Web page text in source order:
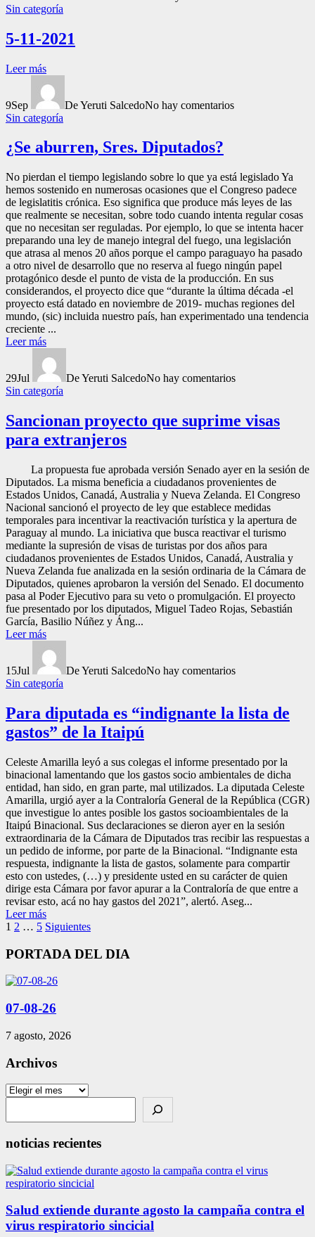
Sin categoría
5-11-2021
Leer más
9Sep De Yeruti SalcedoNo hay comentarios
Sin categoría
¿Se aburren, Sres. Diputados?
No pierdan el tiempo legislando sobre lo que ya está legislado Ya
hemos sostenido en numerosas ocasiones que el Congreso padece
de legislatitis crónica. Eso significa que produce más leyes de las
que realmente se necesitan, sobre todo cuando intenta regular cosas
que no necesitan ser reguladas. Por ejemplo, lo que se intenta hacer
preparando una ley de manejo integral del fuego, una legislación
que atrasa al menos 20 años porque el campo paraguayo ha pasado
a otro nivel de desarrollo que no reserva al fuego ningún papel
protagónico desde el punto de vista de la producción. En sus
considerandos, el proyecto dice que “durante la última década -el
proyecto está datado en noviembre de 2019- muchas regiones del
mundo, (sic) incluida nuestro país, han experimentado una tendencia
creciente ...
Leer más
29Jul De Yeruti SalcedoNo hay comentarios
Sin categoría
Sancionan proyecto que suprime visas
para extranjeros
La propuesta fue aprobada versión Senado ayer en la sesión de
Diputados. La misma beneficia a ciudadanos provenientes de
Estados Unidos, Canadá, Australia y Nueva Zelanda. El Congreso
Nacional sancionó el proyecto de ley que establece medidas
temporales para incentivar la reactivación turística y la apertura de
Paraguay al mundo. La iniciativa que busca reactivar el turismo
mediante la supresión de visas de turistas por dos años para
ciudadanos provenientes de Estados Unidos, Canadá, Australia y
Nueva Zelanda fue analizada en la sesión ordinaria de la Cámara de
Diputados, quienes aprobaron la versión del Senado. El documento
pasa al Poder Ejecutivo para su veto o promulgación. El proyecto
fue presentado por los diputados, Miguel Tadeo Rojas, Sebastián
García, Basilio Núñez y Áng...
Leer más
15Jul De Yeruti SalcedoNo hay comentarios
Sin categoría
Para diputada es “indignante la lista de
gastos” de la Itaipú
Celeste Amarilla leyó a sus colegas el informe presentado por la
binacional lamentando que los gastos socio ambientales de dicha
entidad, han sido, en gran parte, mal utilizados. La diputada Celeste
Amarilla, urgió ayer a la Contraloría General de la República (CGR)
que investigue lo antes posible los gastos socioambientales de la
Itaipú Binacional. Sus declaraciones se dieron ayer en la sesión
extraordinaria de la Cámara de Diputados tras recibir las respuestas a
un pedido de informe, por parte de la Binacional. “Indignante esta
respuesta, indignante la lista de gastos, solamente para compartir
esto con ustedes, (…) y presidente usted en su carácter de quien
dirige esta Cámara por favor apurar a la Contraloría de que entre a
revisar esto, acá no hay gastos del 2021”, alertó. Aseg...
Leer más
Paginación
de
1 2 … 5 Siguientes
PORTADA DEL DIA
07-08-26
7 agosto, 2026
Archivos
Archivos
noticias recientes
Salud extiende durante agosto la campaña contra el
virus respiratorio sincicial